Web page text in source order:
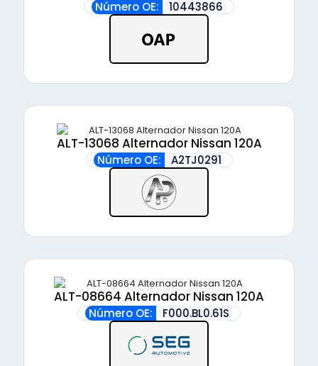
Número OE: 10443866
ALT-13068 Alternador Nissan 120A
Número OE: A2TJ0291
ALT-08664 Alternador Nissan 120A
Número OE: F000.BL0.61S